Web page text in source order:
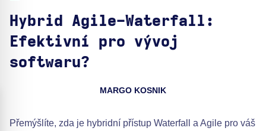
Hybrid Agile-Waterfall:
Efektivní pro vývoj
softwaru?
MARGO KOSNIK
Přemýšlíte, zda je hybridní přístup Waterfall a Agile pro váš